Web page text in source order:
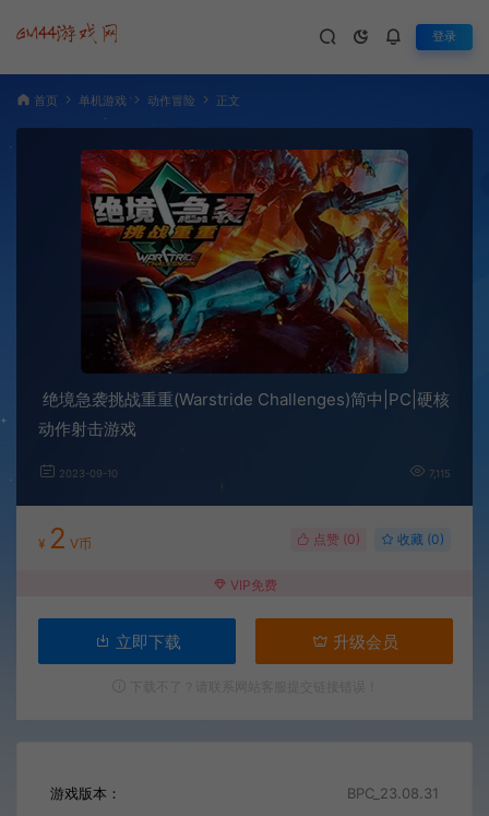
登录
首页 单机游戏 动作冒险 正文
绝境急袭挑战重重(Warstride Challenges)简中|PC|硬核
动作射击游戏
2023-09-10 7,115
¥ 2 V币 点赞 (0) 收藏 (0)
VIP免费
立即下载 升级会员
游戏版本： BPC_23.08.31